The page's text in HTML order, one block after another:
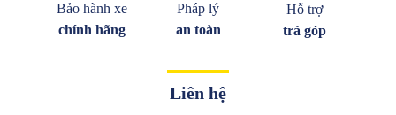
Bảo hành xe
chính hãng
Pháp lý
an toàn
Hỗ trợ
trả góp
Liên hệ